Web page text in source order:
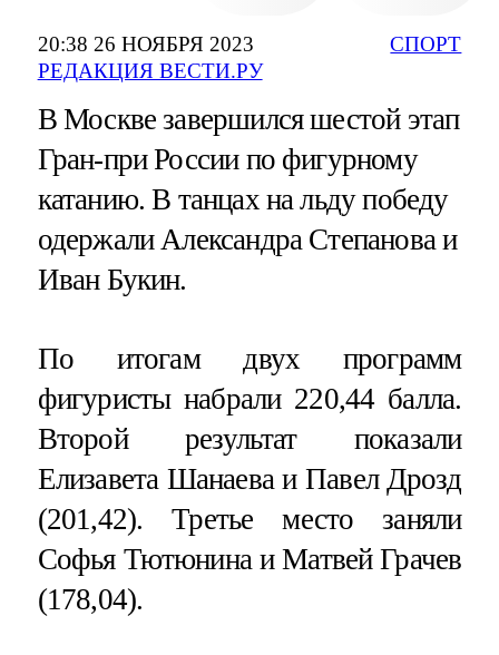
20:38 26 НОЯБРЯ 2023
РЕДАКЦИЯ ВЕСТИ.РУ
СПОРТ
В Москве завершился шестой этап
Гран-при России по фигурному
катанию. В танцах на льду победу
одержали Александра Степанова и
Иван Букин.
По итогам двух программ
фигуристы набрали 220,44 балла.
Второй результат показали
Елизавета Шанаева и Павел Дрозд
(201,42). Третье место заняли
Софья Тютюнина и Матвей Грачев
(178,04).